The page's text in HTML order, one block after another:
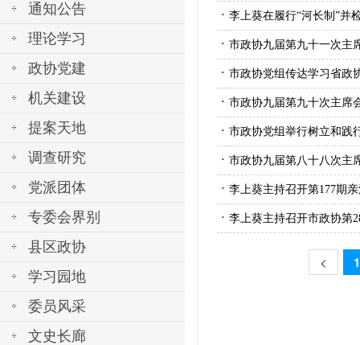
通知公告
理论学习
政协党建
机关建设
提案天地
调查研究
党派团体
专委会界别
县区政协
学习园地
委员风采
文史长廊
· 李上葵在履行“河长制”
· 市政协九届第九十一次主
· 市政协党组传达学习省政
· 市政协九届第九十次主席
· 市政协党组举行树立和践
· 市政协九届第八十八次主
· 李上葵主持召开第177期
· 李上葵主持召开市政协第
< 1